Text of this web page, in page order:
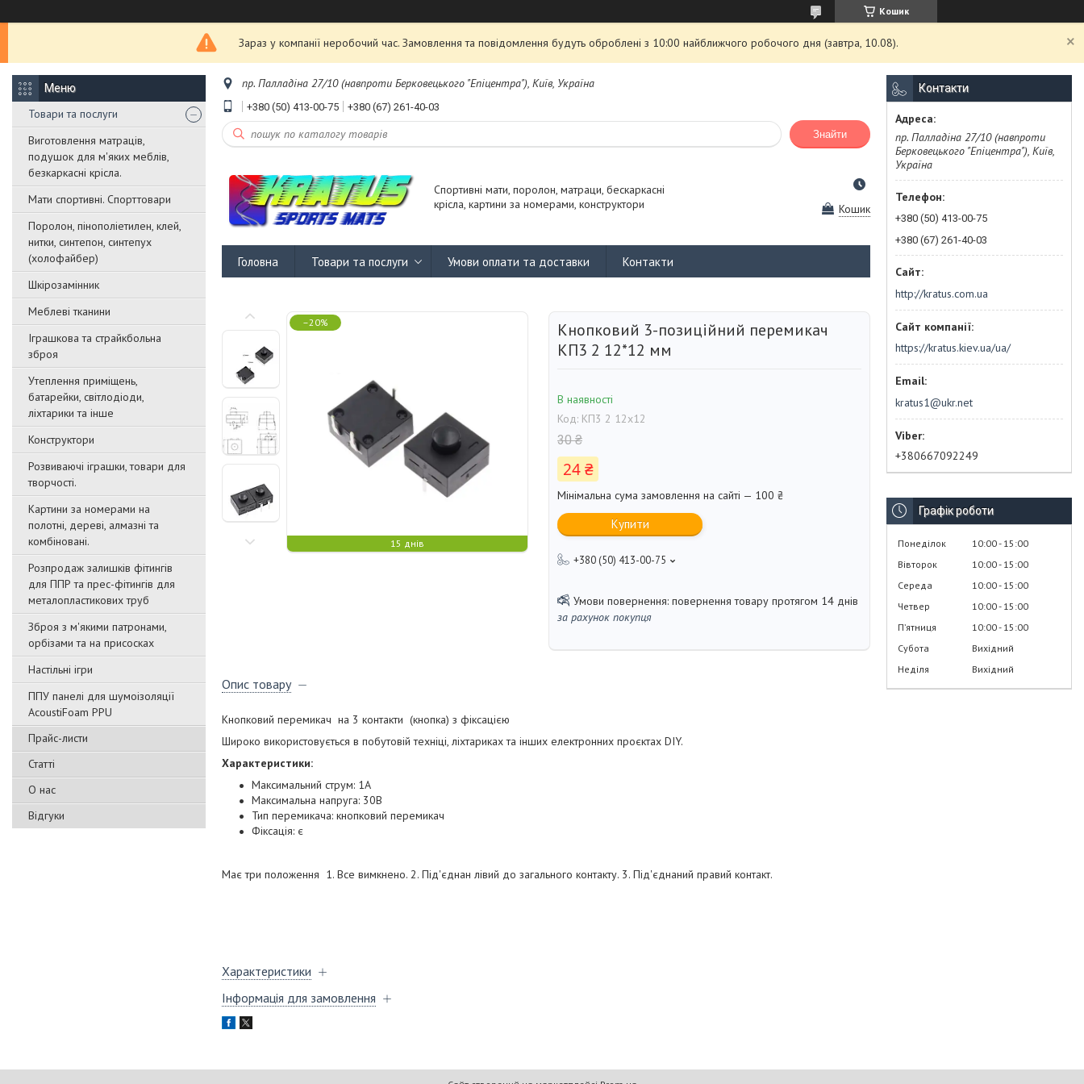
Кошик
Зараз у компанії неробочий час. Замовлення та повідомлення будуть оброблені з 10:00 найближчого робочого дня (завтра, 10.08).
Товари та послуги
Виготовлення матраців,
подушок для м'яких меблів,
безкаркасні крісла.
Мати спортивні. Спорттовари
Поролон, пінополіетилен, клей,
нитки, синтепон, синтепух
(холофайбер)
Шкірозамінник
Меблеві тканини
Іграшкова та страйкбольна
зброя
Утеплення приміщень,
батарейки, світлодіоди,
ліхтарики та інше
Конструктори
Розвиваючі іграшки, товари для
творчості.
Картини за номерами на
полотні, дереві, алмазні та
комбіновані.
Розпродаж залишків фітингів
для ППР та прес-фітингів для
металопластикових труб
Зброя з м'якими патронами,
орбізами та на присосках
Настільні ігри
ППУ панелі для шумоізоляції
AcoustiFoam PPU
Прайс-листи
Статті
О нас
Відгуки
пр. Палладіна 27/10 (навпроти Берковецького "Епіцентра"), Київ, Україна
+380 (50) 413-00-75 +380 (67) 261-40-03
Знайти
Спортивні мати, поролон, матраци, бескаркасні
крісла, картини за номерами, конструктори
Кошик
Головна Товари та послуги Умови оплати та доставки Контакти
–20%
15 днів
Кнопковий 3-позиційний перемикач
КП3 2 12*12 мм
В наявності
Код: КП3 2 12х12
30 ₴
24 ₴
Мінімальна сума замовлення на сайті — 100 ₴
Купити
+380 (50) 413-00-75
повернення товару протягом 14 днів
за рахунок покупця
Опис товару
Кнопковий перемикач на 3 контакти (кнопка) з фіксацією
Широко використовується в побутовій техніці, ліхтариках та інших електронних проєктах DIY.
Характеристики:
Максимальний струм: 1А
Максимальна напруга: 30В
Тип перемикача: кнопковий перемикач
Фіксація: є
Має три положення 1. Все вимкнено. 2. Під'єднан лівий до загального контакту. 3. Під'єднаний правий контакт.
Характеристики
Інформація для замовлення
Контакти
пр. Палладіна 27/10 (навпроти
Берковецького "Епіцентра"), Київ,
Україна
+380 (50) 413-00-75
+380 (67) 261-40-03
http://kratus.com.ua
https://kratus.kiev.ua/ua/
kratus1@ukr.net
+380667092249
Графік роботи
Понеділок 10:00 15:00
Вівторок
10:00 15:00
Середа
10:00 15:00
Четвер
10:00 15:00
Пʼятниця
10:00 15:00
Субота
Вихідний
Неділя
Вихідний